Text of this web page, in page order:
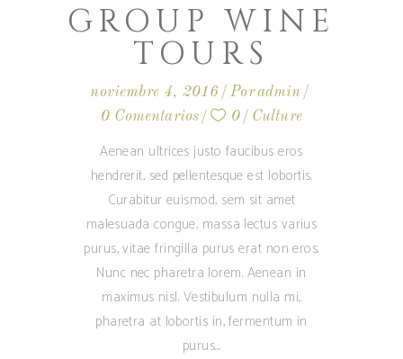
GROUP WINE
TOURS
noviembre 4, 2016 Poradmin
0 Comentarios
0 Culture
Aenean ultrices justo faucibus eros
hendrerit, sed pellentesque est lobortis.
Curabitur euismod, sem sit amet
malesuada congue, massa lectus varius
purus, vitae fringilla purus erat non eros.
Nunc nec pharetra lorem. Aenean in
maximus nisl. Vestibulum nulla mi,
pharetra at lobortis in, fermentum in
purus.